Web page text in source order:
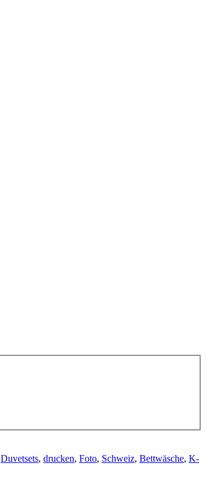
Duvetsets, drucken, Foto, Schweiz, Bettwäsche, K-